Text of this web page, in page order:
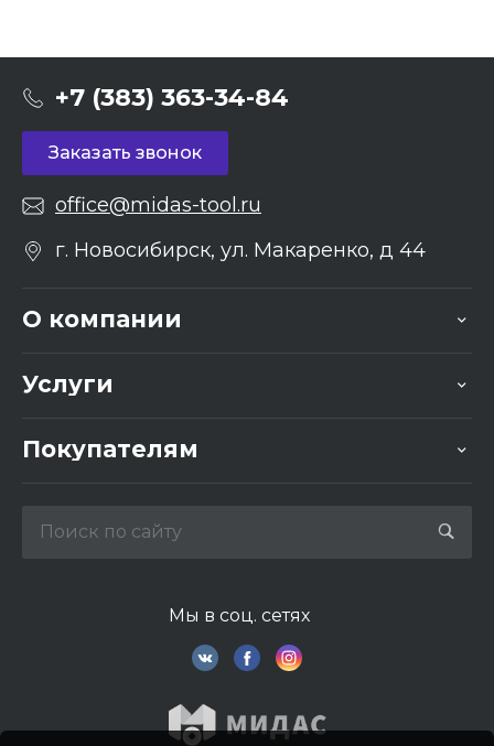
+7 (383) 363-34-84
Заказать звонок
office@midas-tool.ru
г. Новосибирск, ул. Макаренко, д 44
О компании
Услуги
Покупателям
Мы в соц. сетях